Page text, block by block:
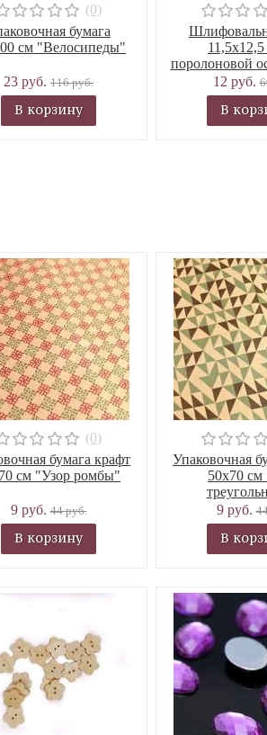
(0)
бумага
см "Велосипеды"
23 руб. 116 руб.
В корзину
поролоновой
12 руб.
В
(0)
бумага крафт
см "Узор ромбы"
9 руб.44 руб.
В корзину
Упаковочная
50х70 см
9 руб.
В